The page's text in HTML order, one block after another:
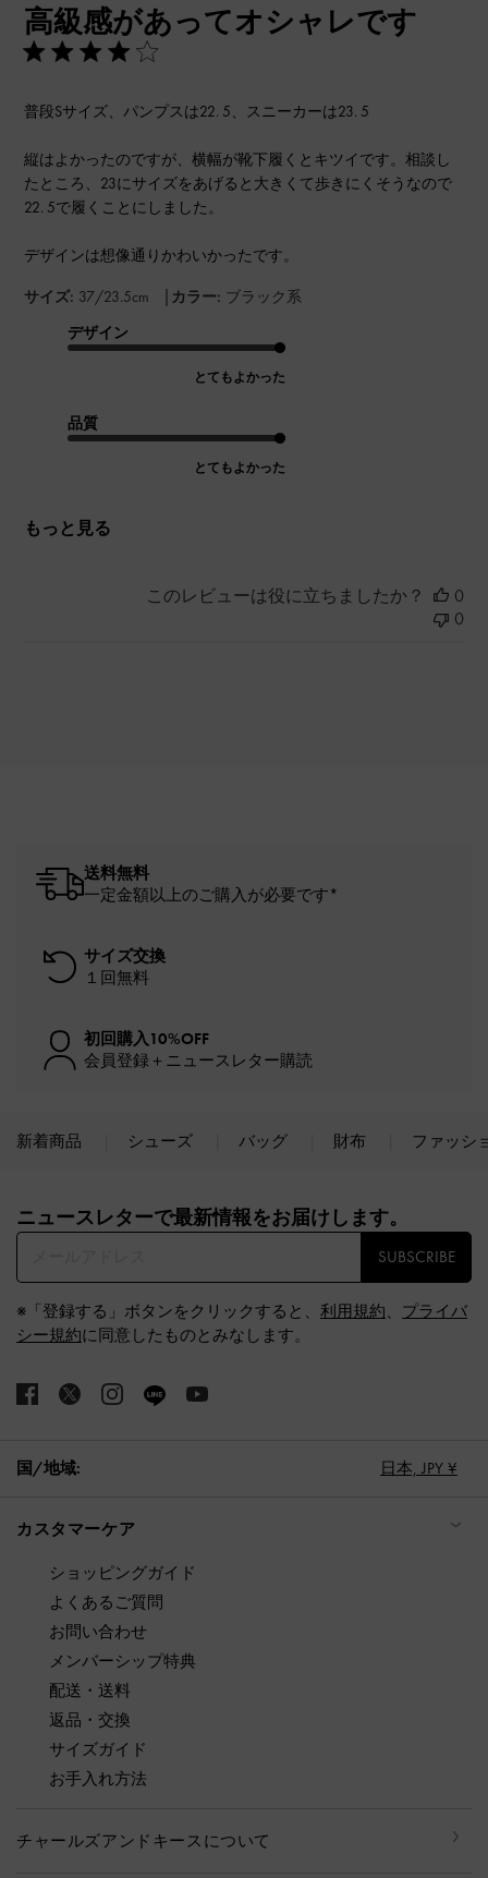
高級感があってオシャレです
普段Sサイズ、パンプスは22. 5、スニーカーは23. 5
縦はよかったのですが、横幅が靴下履くとキツイです。相談し
たところ、23にサイズをあげると大きくて歩きにくそうなので
22. 5で履くことにしました。
デザインは想像通りかわいかったです。
サイズ: 37/23.5cm | カラー: ブラック系
デザイン
とてもよかった
品質
とてもよかった
もっと見る
このレビューは役に立ちましたか？
0
0
送料無料
一定金額以上のご購入が必要です*
サイズ交換
１回無料
初回購入10%OFF
会員登録＋ニュースレター購読
新着商品 シューズ バッグ 財布 ファッシ
ニュースレターで最新情報をお届けします。​
SUBSCRIBE
※「登録する」ボタンをクリックすると、 利用規約、 プライバ
シー規約に同意したものとみなします。
国/地域: 日本, JPY ¥
カスタマーケア
ショッピングガイド
よくあるご質問
お問い合わせ
メンバーシップ特典
配送・送料
返品・交換
サイズガイド
お手入れ方法
チャールズアンドキースについて